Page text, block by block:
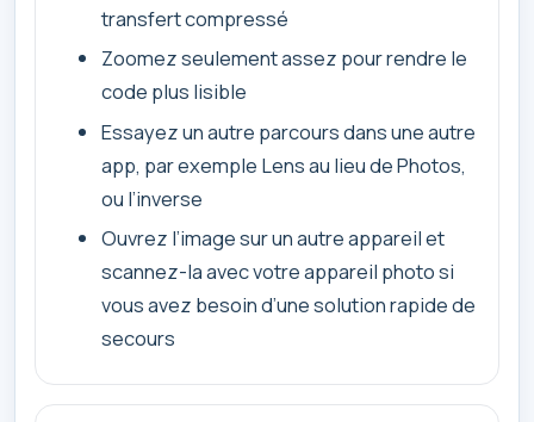
transfert compressé
Zoomez seulement assez pour rendre le
code plus lisible
Essayez un autre parcours dans une autre
app, par exemple Lens au lieu de Photos,
ou l’inverse
Ouvrez l’image sur un autre appareil et
scannez-la avec votre appareil photo si
vous avez besoin d’une solution rapide de
secours